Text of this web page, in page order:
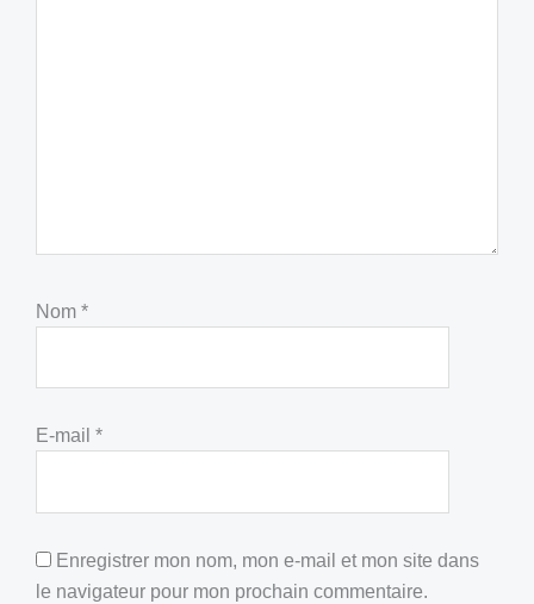
Nom *
E-mail *
Enregistrer mon nom, mon e-mail et mon site dans
le navigateur pour mon prochain commentaire.